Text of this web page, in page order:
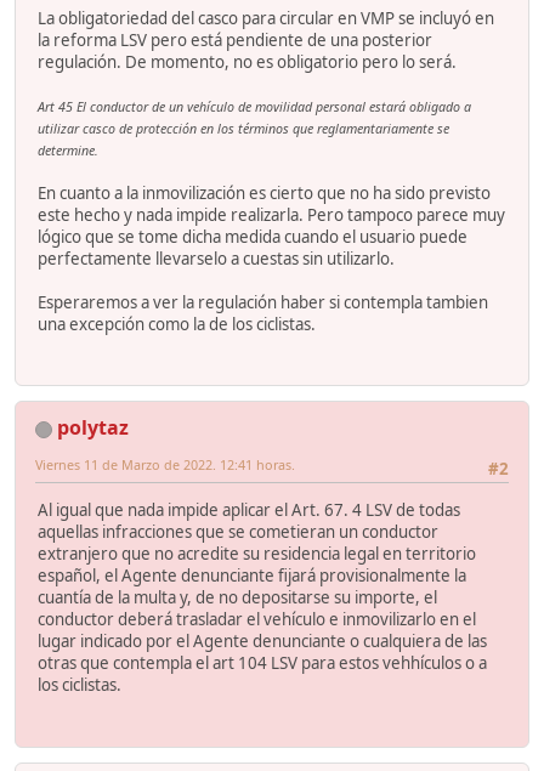
La obligatoriedad del casco para circular en VMP se incluyó en
la reforma LSV pero está pendiente de una posterior
regulación. De momento, no es obligatorio pero lo será.
Art 45 El conductor de un vehículo de movilidad personal estará obligado a
utilizar casco de protección en los términos que reglamentariamente se
determine.
En cuanto a la inmovilización es cierto que no ha sido previsto
este hecho y nada impide realizarla. Pero tampoco parece muy
lógico que se tome dicha medida cuando el usuario puede
perfectamente llevarselo a cuestas sin utilizarlo.
Esperaremos a ver la regulación haber si contempla tambien
una excepción como la de los ciclistas.
polytaz
#2
Viernes 11 de Marzo de 2022. 12:41 horas.
Al igual que nada impide aplicar el Art. 67. 4 LSV de todas
aquellas infracciones que se cometieran un conductor
extranjero que no acredite su residencia legal en territorio
español, el Agente denunciante fijará provisionalmente la
cuantía de la multa y, de no depositarse su importe, el
conductor deberá trasladar el vehículo e inmovilizarlo en el
lugar indicado por el Agente denunciante o cualquiera de las
otras que contempla el art 104 LSV para estos vehhículos o a
los ciclistas.